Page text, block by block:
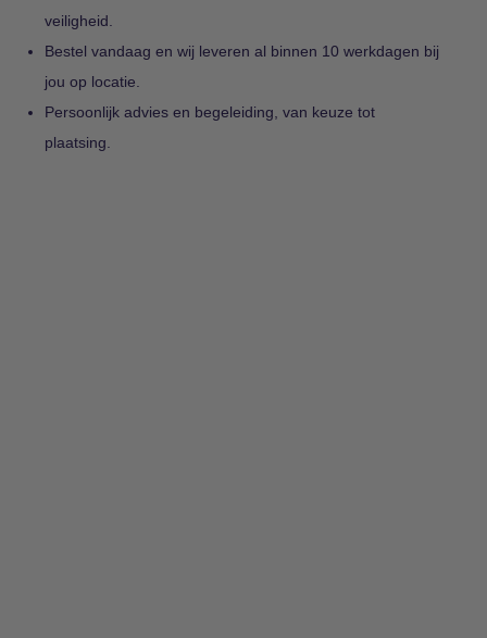
veiligheid.
Bestel vandaag en wij leveren al binnen 10 werkdagen bij
jou op locatie.
Persoonlijk advies en begeleiding, van keuze tot
plaatsing.